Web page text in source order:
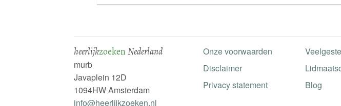
heerlijkzoekenNederland
murb
Javaplein 12D
1094HW Amsterdam
info@heerlijkzoeken.nl
Onze voorwaarden
Disclaimer
Privacy statement
Blog